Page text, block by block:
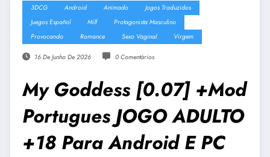
3DCG Android Animado
Jogos Traduzidos
Juegos Español
Milf
Protagonista Masculino
Provocando
Romance Sexo Vaginal Virgem
16 De Junho De 2026 0 Comentários
My Goddess [0.07] +Mod
Portugues JOGO ADULTO
+18 Para Android E PC